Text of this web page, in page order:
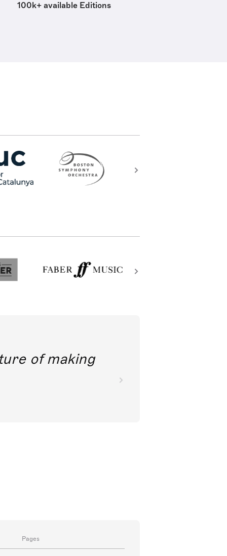
100k+ available Editions
of making
Pages